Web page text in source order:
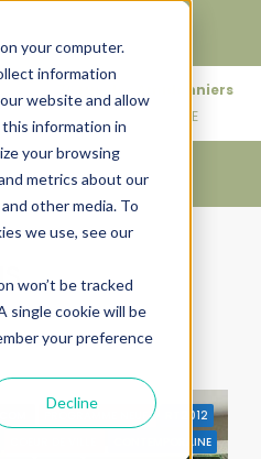
your computer.
information
website and allow
information in
your browsing
metrics about our
other media. To
we use, see our
won’t be tracked
single cookie will be
your preference
Decline
76 rue des Amidonniers
31000 TOULOUSE
PROGRAMME NEUF
RT2012
CONTEMPORAINE